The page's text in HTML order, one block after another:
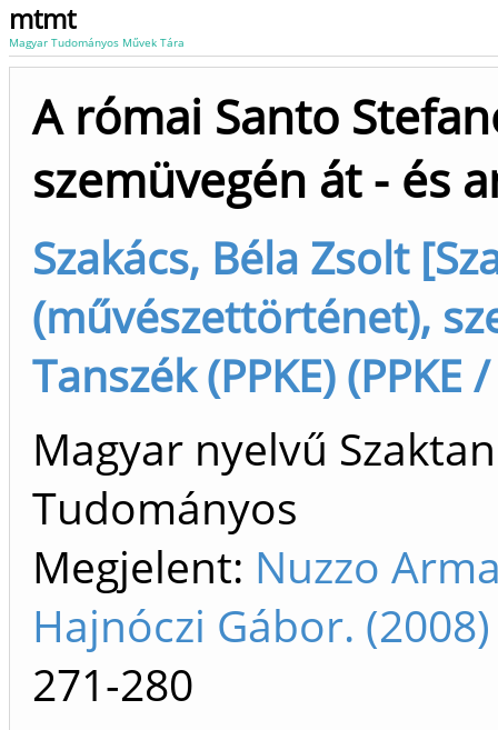
mtmt
Magyar Tudományos Művek Tára
A római Santo
szemüvegén át - és
Szakács, Béla Zsolt
(művészettörténet),
Tanszék (PPKE) (PPKE
Magyar nyelvű
Tudományos
Megjelent: Nuzzo
Hajnóczi Gábor.
271-280